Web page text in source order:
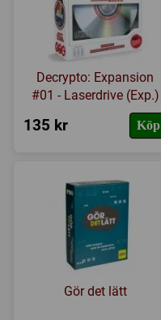
Decrypto: Expansion
#01 - Laserdrive (Exp.)
135 kr Köp
Gör det lätt